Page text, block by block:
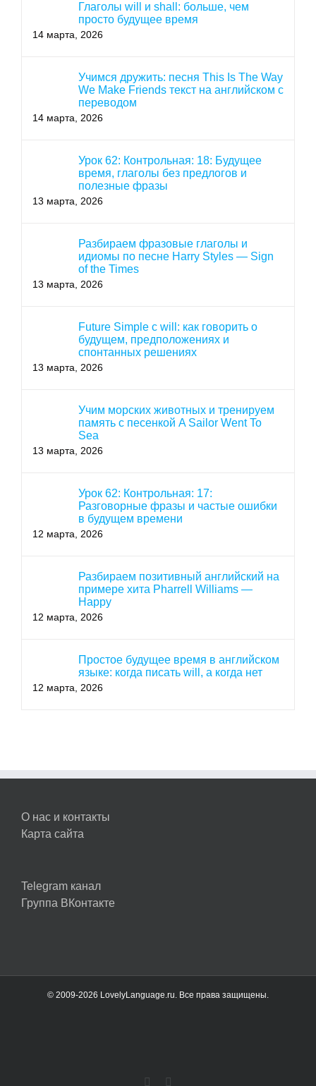
Глаголы will и shall: больше, чем
просто будущее время
14 марта, 2026
Учимся дружить: песня This Is The Way
We Make Friends текст на английском с
переводом
14 марта, 2026
Урок 62: Контрольная: 18: Будущее
время, глаголы без предлогов и
полезные фразы
13 марта, 2026
Разбираем фразовые глаголы и
идиомы по песне Harry Styles — Sign
of the Times
13 марта, 2026
Future Simple с will: как говорить о
будущем, предположениях и
спонтанных решениях
13 марта, 2026
Учим морских животных и тренируем
память с песенкой A Sailor Went To
Sea
13 марта, 2026
Урок 62: Контрольная: 17:
Разговорные фразы и частые ошибки
в будущем времени
12 марта, 2026
Разбираем позитивный английский на
примере хита Pharrell Williams —
Happy
12 марта, 2026
Простое будущее время в английском
языке: когда писать will, а когда нет
12 марта, 2026
О нас и контакты
Карта сайта
Telegram канал
Группа ВКонтакте
© 2009-2026 LovelyLanguage.ru. Все права защищены.